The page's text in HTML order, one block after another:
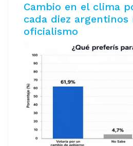
Cambio en el clima
cada diez
oficialismo